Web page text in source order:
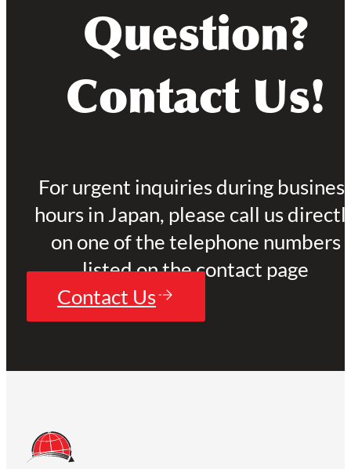
Question?
Contact Us!
For urgent inquiries during
hours in Japan, please call us
on one of the telephone numbers
listed on the contact page
Contact Us